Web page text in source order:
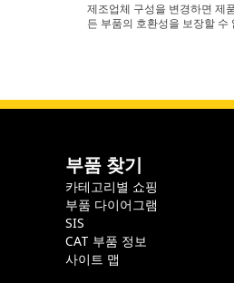
제조업체 구성을 변경하면 제
든 부품의 호환성을 보장할 수
부품 찾기
카테고리별 쇼핑
부품 다이어그램
SIS
CAT 부품 정보
사이트 맵